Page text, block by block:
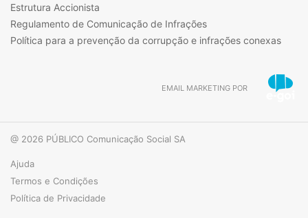
Estrutura Accionista
Regulamento de Comunicação de Infrações
Política para a prevenção da corrupção e infrações conexas
EMAIL MARKETING POR
@ 2026 PÚBLICO Comunicação Social SA
Ajuda
Termos e Condições
Política de Privacidade